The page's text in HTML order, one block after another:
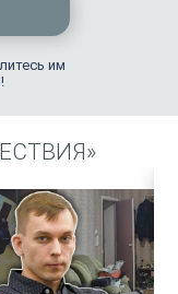
им